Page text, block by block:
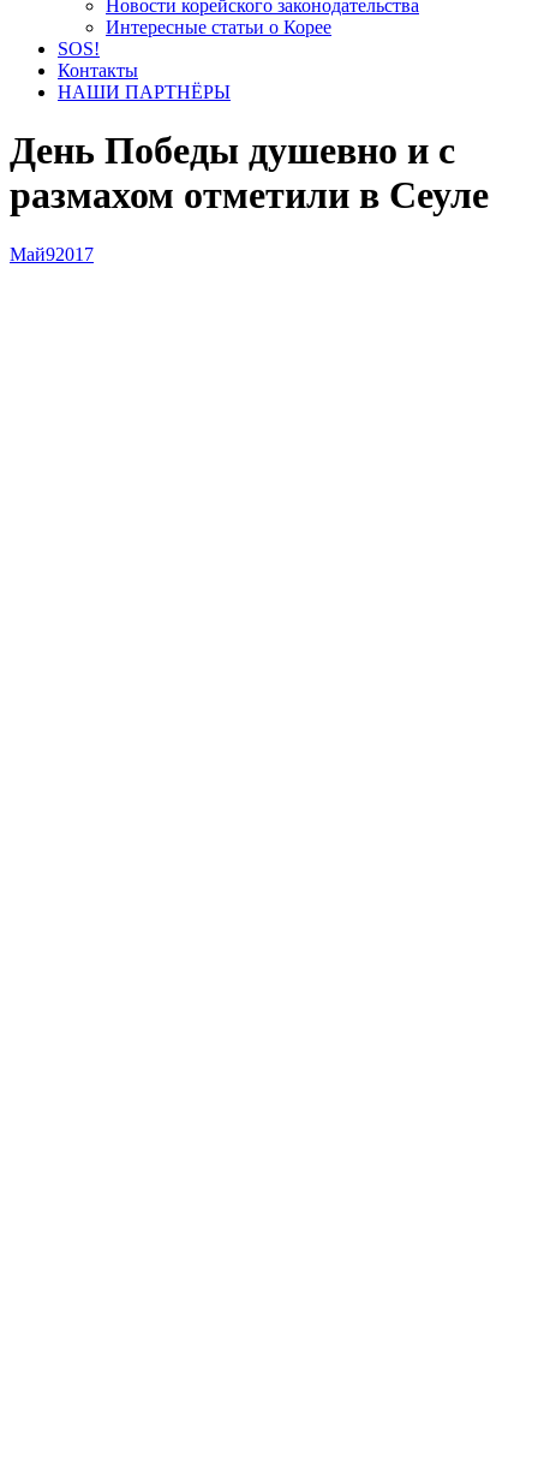
Новости корейского законодательства
Интересные статьи о Корее
SOS!
Контакты
НАШИ ПАРТНЁРЫ
День Победы душевно и с
размахом отметили в Сеуле
Май92017